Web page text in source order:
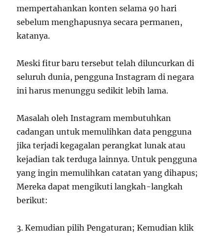
mempertahankan konten selama 90 hari
sebelum menghapusnya secara permanen,
katanya.
Meski fitur baru tersebut telah diluncurkan di
seluruh dunia, pengguna Instagram di negara
ini harus menunggu sedikit lebih lama.
Masalah oleh Instagram membutuhkan
cadangan untuk memulihkan data pengguna
jika terjadi kegagalan perangkat lunak atau
kejadian tak terduga lainnya. Untuk pengguna
yang ingin memulihkan catatan yang dihapus;
Mereka dapat mengikuti langkah-langkah
berikut:
3. Kemudian pilih Pengaturan; Kemudian klik